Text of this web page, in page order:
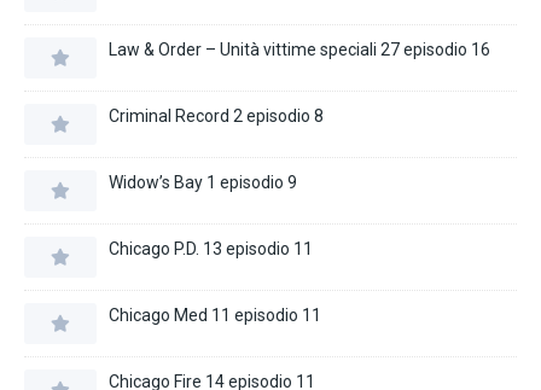
Law & Order – Unità vittime speciali 27 episodio 16
Criminal Record 2 episodio 8
Widow’s Bay 1 episodio 9
Chicago P.D. 13 episodio 11
Chicago Med 11 episodio 11
Chicago Fire 14 episodio 11